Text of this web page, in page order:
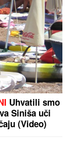
Uhvatili smo
Siniša uči
(Video)